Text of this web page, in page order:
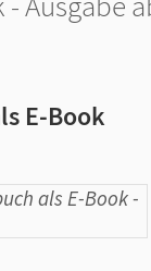
E-Book